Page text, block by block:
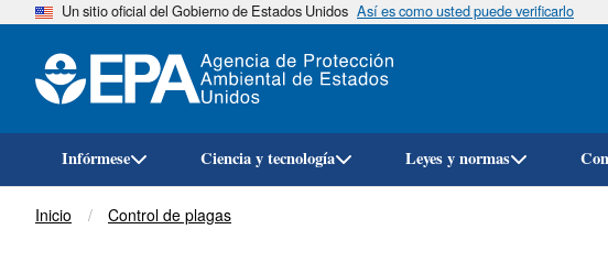
Un sitio oficial del Gobierno de Estados Unidos Así es como usted puede verificarlo
Infórmese Ciencia y tecnología Leyes y normas
Breadcrumb
Inicio Control de plagas